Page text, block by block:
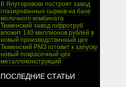
В Ялуторовске построят завод
глазированных сырков на базе
молочного комбината
Тюменский завод гофротруб
вложит 140 миллионов рублей в
новый производственный цех
Тюменский РМЗ готовит к запуску
новый покрасочный цех
металлоконструкций
ПОСЛЕДНИЕ СТАТЬИ